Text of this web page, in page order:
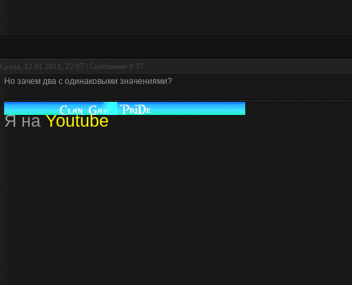
Среда, 12.01.2011, 22:07 | Сообщение # 37
Но зачем два с одинаковыми значениями?
Я наYoutube